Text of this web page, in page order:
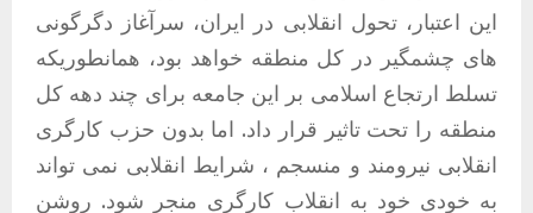
این اعتبار، تحول انقلابی در ایران، سرآغاز دگرگونی
های چشمگیر در کل منطقه خواهد بود، همانطوریکه
تسلط ارتجاع اسلامی بر این جامعه برای چند دهه کل
منطقه را تحت تاثیر قرار داد. اما بدون حزب کارگری
انقلابی نیرومند و منسجم ، شرایط انقلابی نمی تواند
به خودی خود به انقلاب کارگری منجر شود. روشن